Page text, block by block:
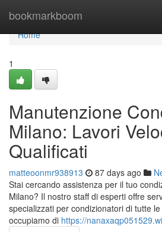
bookmarkboom
Home
Home
1
Manutenzione
Milano: Lavori
Qualificati
matteoonmr938913 87 days ago
Stai cercando assistenza per il tuo
Milano? Il nostro staff di esperti offre
specializzati per condizionatori di tutte
occupiamo di https://